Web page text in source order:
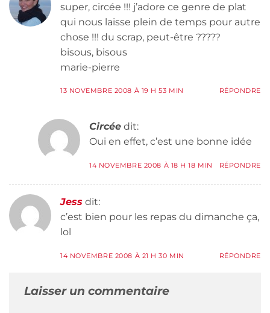
super, circée !!! j’adore ce genre de plat
qui nous laisse plein de temps pour autre
chose !!! du scrap, peut-être ?????
bisous, bisous
marie-pierre
13 NOVEMBRE 2008 À 19 H 53 MIN RÉPONDRE
Circée dit:
Oui en effet, c’est une bonne idée
14 NOVEMBRE 2008 À 18 H 18 MIN RÉPONDRE
Jess dit:
c’est bien pour les repas du dimanche ça,
lol
14 NOVEMBRE 2008 À 21 H 30 MIN RÉPONDRE
Laisser un commentaire